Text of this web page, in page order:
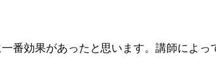
番効果があったと思います。講師によ